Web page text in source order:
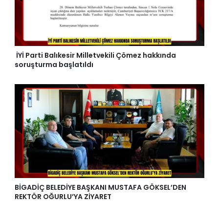
İYİ Parti Balıkesir Milletvekili Çömez hakkında
soruşturma başlatıldı
BİGADİÇ BELEDİYE BAŞKANI MUSTAFA GÖKSEL’DEN
REKTÖR OĞURLU’YA ZİYARET